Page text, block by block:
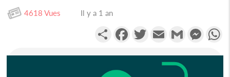
4618 Vues Il y a 1 an
PartagerFacebookTwitterEmail Gmail